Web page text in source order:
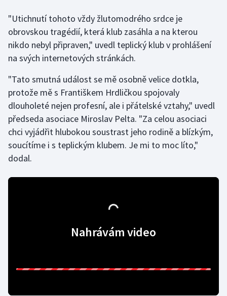
Florbal
Golf
Gymnastika
Házená
Jezdectví
Judo
Lyže a snowboard
"Utichnutí tohoto vždy žlutomodrého srdce je
obrovskou tragédií, která klub zasáhla a na kterou
nikdo nebyl připraven," uvedl teplický klub v prohlášení
na svých internetových stránkách.
"Tato smutná událost se mě osobně velice dotkla,
protože mě s Františkem Hrdličkou spojovaly
dlouholeté nejen profesní, ale i přátelské vztahy," uvedl
předseda asociace Miroslav Pelta. "Za celou asociaci
chci vyjádřit hlubokou soustrast jeho rodině a blízkým,
soucítíme i s teplickým klubem. Je mi to moc líto,"
dodal.
Nahrávám video